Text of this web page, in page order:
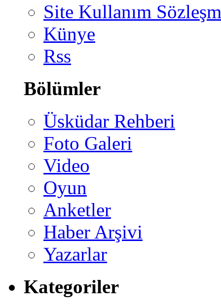
Site Kullanım
Künye
Rss
Bölümler
Üsküdar Rehberi
Foto Galeri
Video
Oyun
Anketler
Haber Arşivi
Yazarlar
Kategoriler